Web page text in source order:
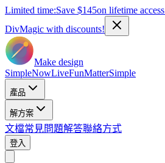
Limited time:Save $145on lifetime access
DivMagic with discounts!
Make design
SimpleNowLiveFunMatterSimple
產品
解方案
文檔常見問題解答聯絡方式
登入